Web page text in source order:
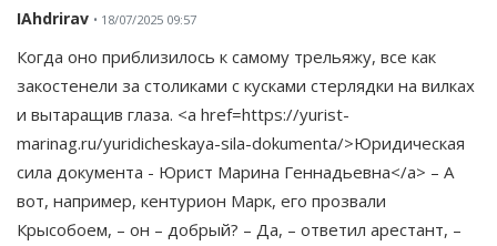
IAhdrirav • 18/07/2025 09:57
Когда оно приблизилось к самому трельяжу, все как
закостенели за столиками с кусками стерлядки на вилках
и вытаращив глаза. <a href=https://yurist-
marinag.ru/yuridicheskaya-sila-dokumenta/>Юридическая
сила документа - Юрист Марина Геннадьевна</a> – А
вот, например, кентурион Марк, его прозвали
Крысобоем, – он – добрый? – Да, – ответил арестант, –